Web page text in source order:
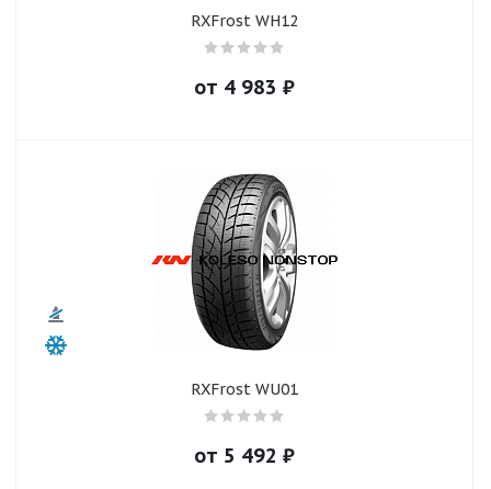
RXFrost WH12
от 4 983 ₽
RXFrost WU01
от 5 492 ₽